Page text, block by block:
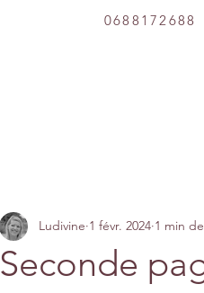
0688172688
Seconde
Ludivine 1 févr. 2024 1 min